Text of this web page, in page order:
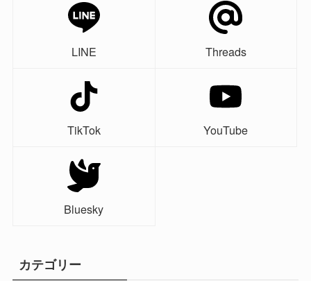
LINE Threads
TikTok YouTube
Bluesky
カテゴリー